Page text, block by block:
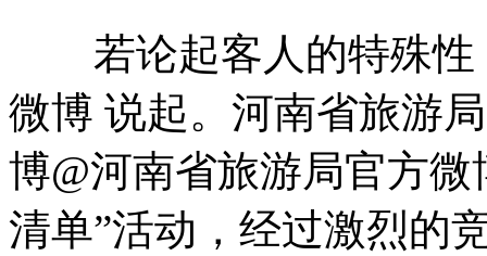
若论起客人的特殊性
微博 说起。河南省旅游
博@河南省旅游局官方
清单”活动，经过激烈的